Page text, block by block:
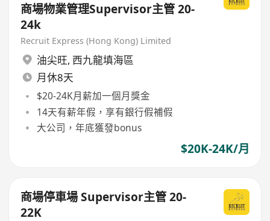
商場物業管理Supervisor主管 20-
24k
Recruit Express (Hong Kong) Limited
油尖旺, 西九龍填海區
月休8天
$20-24K月薪加一個月獎金
14天有薪年假，享有銀行假補假
大公司，年底獲發bonus
$20K-24K/月
商場停車場 Supervisor主管 20-
22K